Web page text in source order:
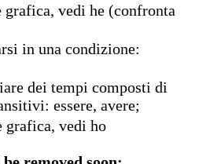
grafica, vedi he (confronta
in una condizione:
dei tempi composti di
essere, avere;
grafica, vedi ho